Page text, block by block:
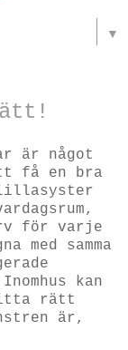
▼
är något
få en bra
för varje
samma
kan
rätt
är,